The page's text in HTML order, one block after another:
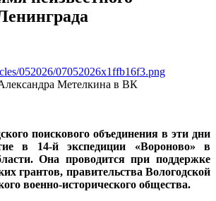
Метелкина в ВК
поискового объединения в эти дни
в 14-й экспедиции «Вороново» в
Она проводится при поддержке
грантов, правительства Вологодской
военно-исторического общества.